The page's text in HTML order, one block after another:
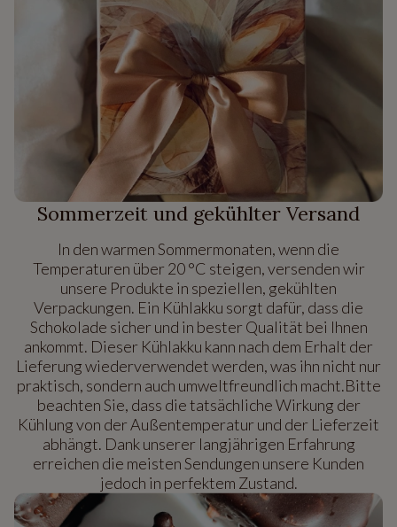
Sommerzeit und gekühlter Versand
In den warmen Sommermonaten, wenn die
Temperaturen über 20 °C steigen, versenden wir
unsere Produkte in speziellen, gekühlten
Verpackungen. Ein Kühlakku sorgt dafür, dass die
Schokolade sicher und in bester Qualität bei Ihnen
ankommt. Dieser Kühlakku kann nach dem Erhalt der
Lieferung wiederverwendet werden, was ihn nicht nur
praktisch, sondern auch umweltfreundlich macht.Bitte
beachten Sie, dass die tatsächliche Wirkung der
Kühlung von der Außentemperatur und der Lieferzeit
abhängt. Dank unserer langjährigen Erfahrung
erreichen die meisten Sendungen unsere Kunden
jedoch in perfektem Zustand.